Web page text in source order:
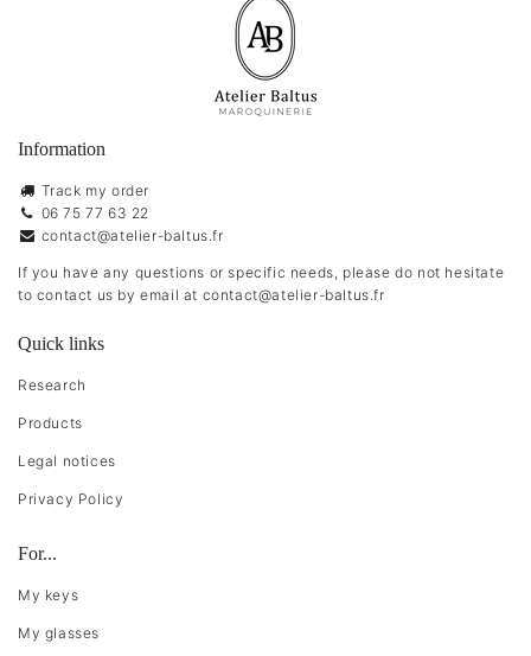
Information
Track my order
06 75 77 63 22
contact@atelier-baltus.fr
If you have any questions or specific needs, please do not hesitate
to contact us by email at contact@atelier-baltus.fr
Quick links
Research
Products
Legal notices
Privacy Policy
For...
My keys
My glasses